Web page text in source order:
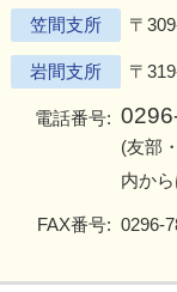
笠間支所 〒
岩間支所 〒
電話番号:
(友部
内か
FAX番号: 0296-